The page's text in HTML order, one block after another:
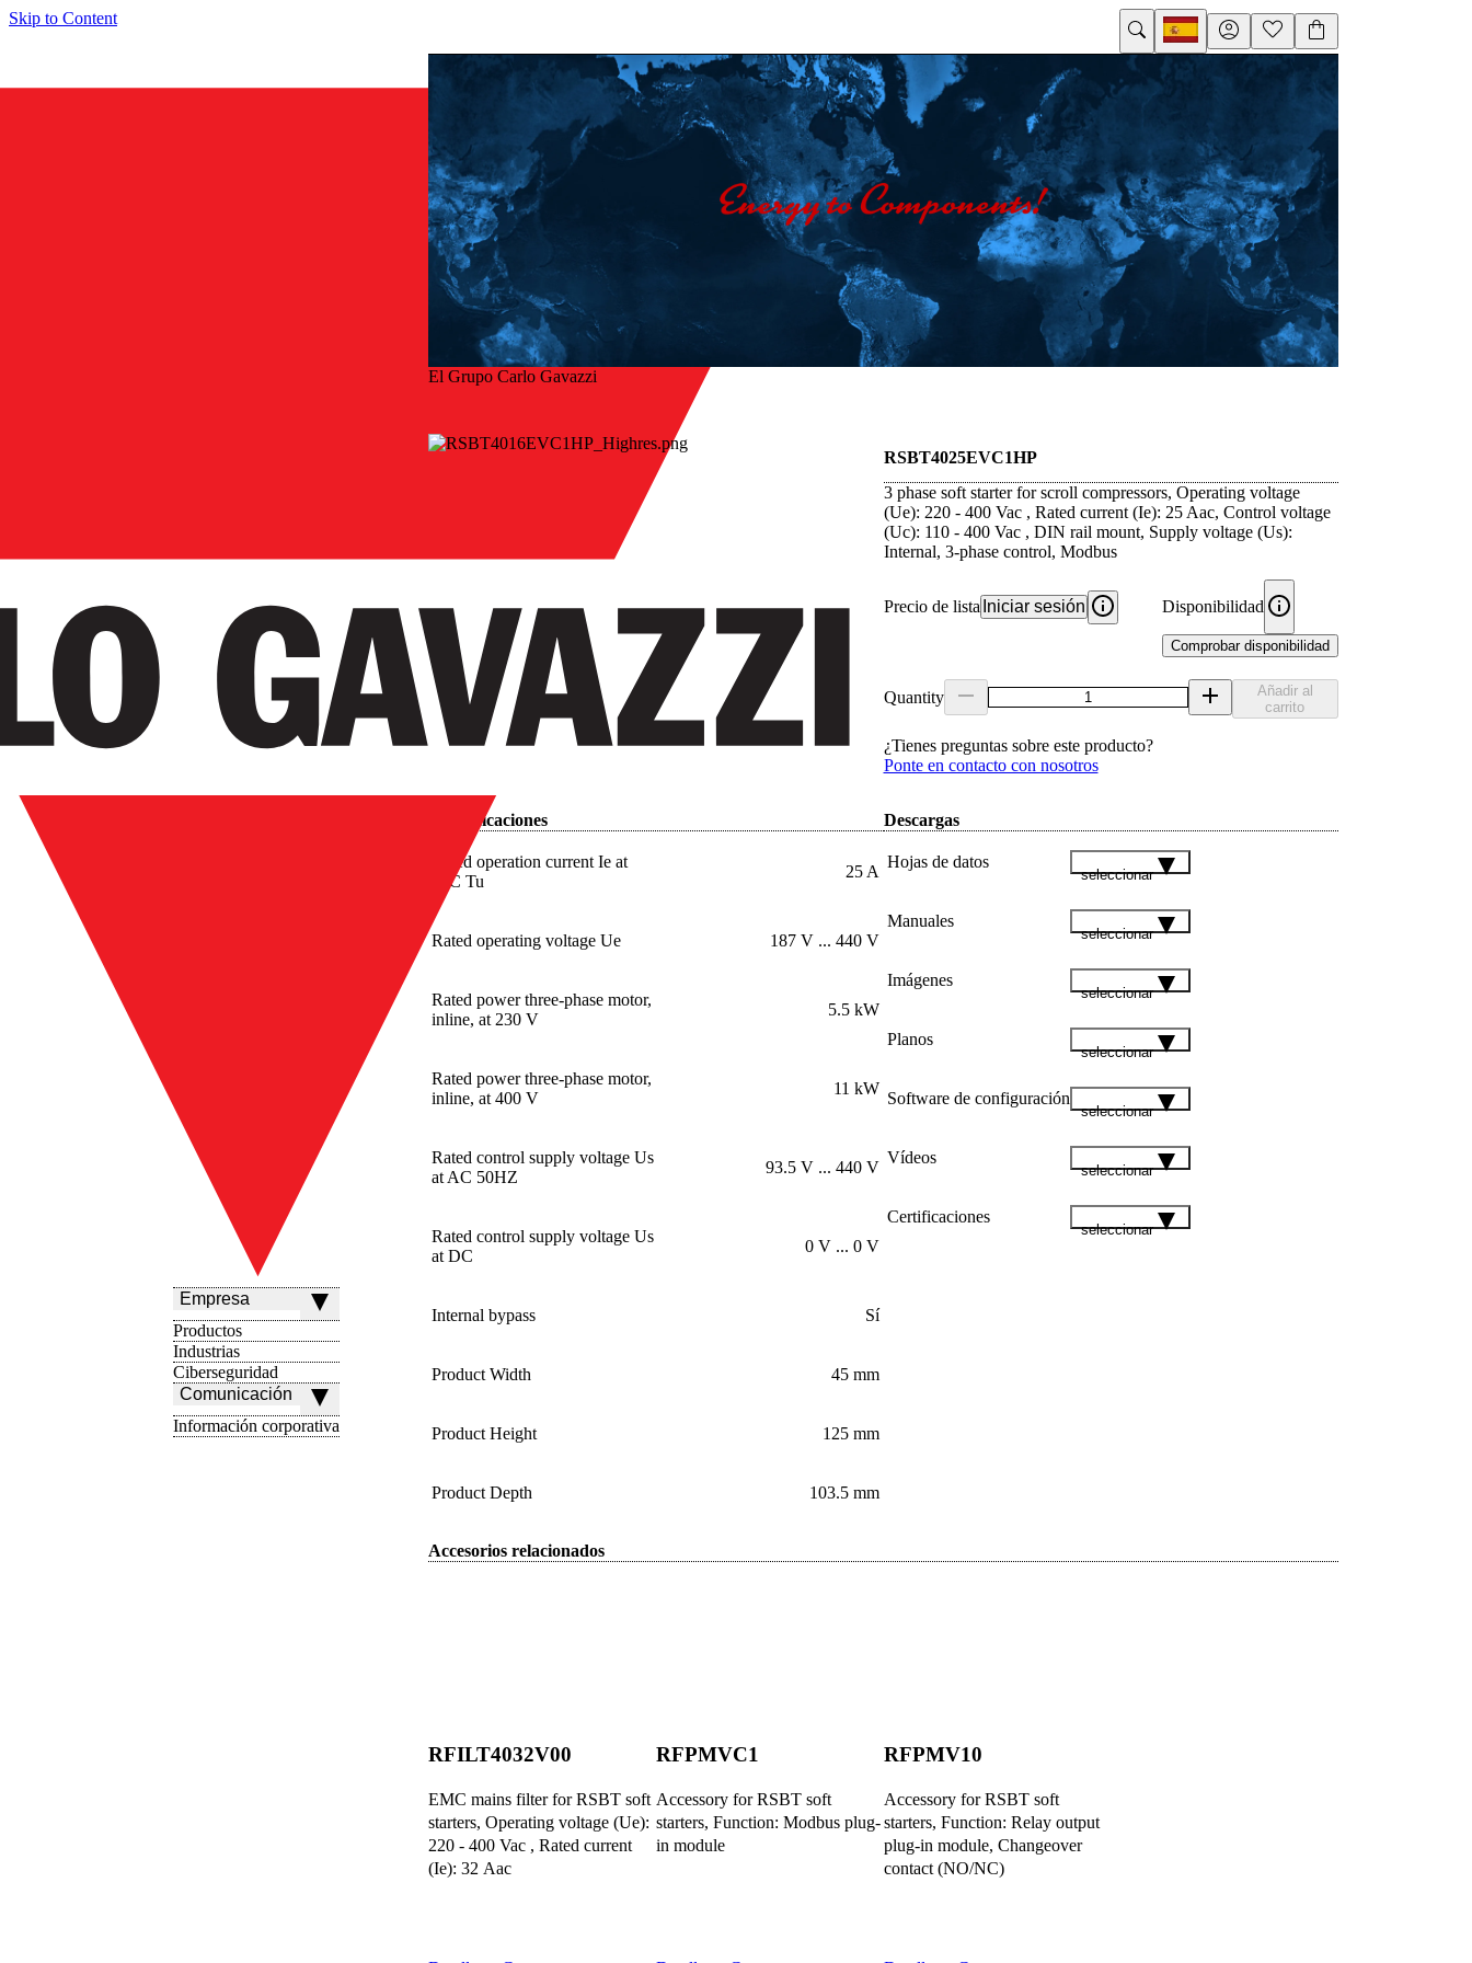
Skip to Content
Empresa
Productos
Industrias
Ciberseguridad
Comunicación
Información corporativa
El Grupo Carlo Gavazzi
RSBT4025EVC1HP
3 phase soft starter for scroll compressors, Operating voltage
(Ue): 220 - 400 Vac , Rated current (Ie): 25 Aac, Control voltage
(Uc): 110 - 400 Vac , DIN rail mount, Supply voltage (Us):
Internal, 3-phase control, Modbus
Precio de lista Iniciar sesión Disponibilidad
Comprobar disponibilidad
Quantity
Añadir al
carrito
¿Tienes preguntas sobre este producto?
Ponte en contacto con nosotros
Especificaciones
Rated operation current Ie at
40C Tu
25 A
Rated operating voltage Ue 187 V ... 440 V
Rated power three-phase motor,
inline, at 230 V
5.5 kW
Rated power three-phase motor,
inline, at 400 V
11 kW
Rated control supply voltage Us
at AC 50HZ
93.5 V ... 440 V
Rated control supply voltage Us
at DC
0 V ... 0 V
Internal bypass Sí
Product Width 45 mm
Product Height 125 mm
Product Depth 103.5 mm
Descargas
Hojas de datos
seleccionar
Manuales
seleccionar
Imágenes
seleccionar
Planos
seleccionar
Software de configuración
seleccionar
Vídeos
seleccionar
Certificaciones
seleccionar
Accesorios relacionados
RFILT4032V00
EMC mains filter for RSBT soft
starters, Operating voltage (Ue):
220 - 400 Vac , Rated current
(Ie): 32 Aac
RFPMVC1
Accessory for RSBT soft
starters, Function: Modbus plug-
in module
RFPMV10
Accessory for RSBT soft
starters, Function: Relay output
plug-in module, Changeover
contact (NO/NC)